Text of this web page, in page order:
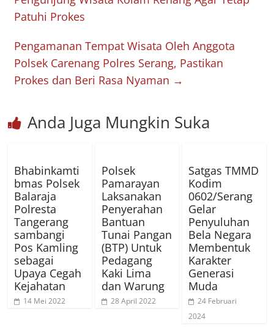
Patuhi Prokes
Pengamanan Tempat Wisata Oleh Anggota
Polsek Carenang Polres Serang, Pastikan
Prokes dan Beri Rasa Nyaman →
Anda Juga Mungkin Suka
Bhabinkamti
bmas Polsek
Balaraja
Polresta
Tangerang
sambangi
Pos Kamling
sebagai
Upaya Cegah
Kejahatan
14 Mei 2022
Polsek
Pamarayan
Laksanakan
Penyerahan
Bantuan
Tunai Pangan
(BTP) Untuk
Pedagang
Kaki Lima
dan Warung
28 April 2022
Satgas TMMD
Kodim
0602/Serang
Gelar
Penyuluhan
Bela Negara
Membentuk
Karakter
Generasi
Muda
24 Februari
2024